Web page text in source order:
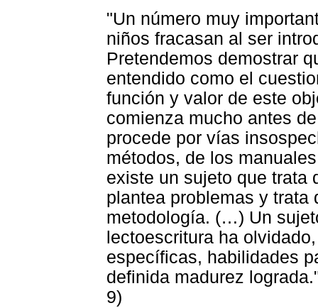
"Un número muy
niños fracasan al ser
Pretendemos demostrar
entendido como el
función y valor de este
comienza mucho antes
procede por vías
métodos, de los
existe un sujeto que trata
plantea problemas y trata
metodología. (…) Un
lectoescritura ha
específicas, habilidades
definida madurez
9)